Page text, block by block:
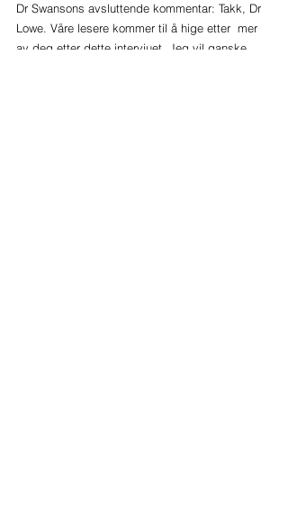
Dr Swansons avsluttende kommentar: Takk, Dr
Lowe. Våre lesere kommer til å hige etter  mer
av deg etter dette intervjuet. Jeg vil ganske